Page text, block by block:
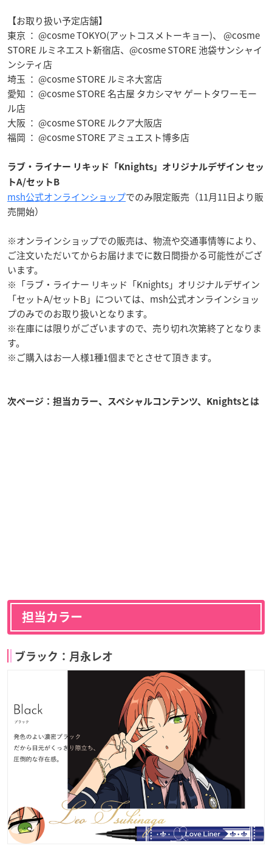
【お取り扱い予定店舗】
東京 ： @cosme TOKYO(アットコスメトーキョー)、 @cosme
STORE ルミネエスト新宿店、@cosme STORE 池袋サンシャイ
ンシティ店
埼玉 ： @cosme STORE ルミネ大宮店
愛知 ： @cosme STORE 名古屋 タカシマヤ ゲートタワーモー
ル店
大阪 ： @cosme STORE ルクア大阪店
福岡 ： @cosme STORE アミュエスト博多店
ラブ・ライナー リキッド「Knights」オリジナルデザイン セッ
トA/セットB
msh公式オンラインショップでのみ限定販売（11月11日より販
売開始）
※オンラインショップでの販売は、物流や交通事情等により、
ご注文いただいてからお届けまでに数日間掛かる可能性がござ
います。
※「ラブ・ライナー リキッド「Knights」オリジナルデザイン
「セットA/セットB」については、msh公式オンラインショッ
プのみでのお取り扱いとなります。
※在庫には限りがございますので、売り切れ次第終了となりま
す。
※ご購入はお一人様1種1個までとさせて頂きます。
次ページ：担当カラー、スペシャルコンテンツ、Knightsとは
担当カラー
ブラック：月永レオ